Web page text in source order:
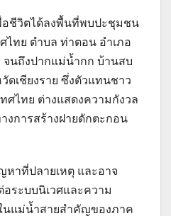
อชีวิตได้ลงพื้นที่พบปะชุมชน
ไทย ตำบล ท่าตอน อำเภอ
จนถึงปากแม่น้ำกก บ้านสบ
ดเชียงราย ซึ่งตัวแทนชาว
ศไทย ต่างแสดงความกังวล
งการสร้างฝายดักตะกอน
หาที่ปลายเหตุ และอาจ
อระบบนิเวศและความ
นแม่น้ำสายสำคัญของภาค